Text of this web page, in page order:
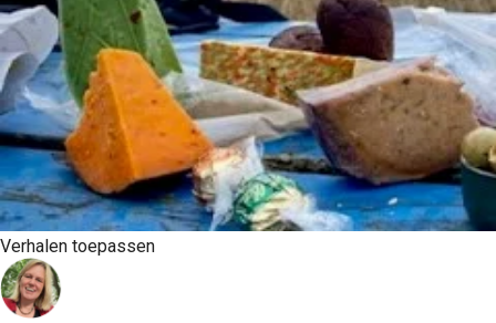
Verhalen toepassen